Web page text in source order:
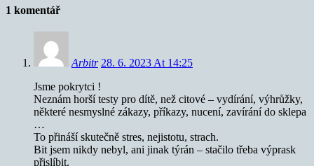
1 komentář
Arbitr 28. 6. 2023 At 14:25
Jsme pokrytci !
Neznám horší testy pro dítě, než citové – vydírání, výhrůžky,
některé nesmyslné zákazy, příkazy, nucení, zavírání do sklepa
…
To přináší skutečně stres, nejistotu, strach.
Bit jsem nikdy nebyl, ani jinak týrán – stačilo třeba výprask
přislíbit.